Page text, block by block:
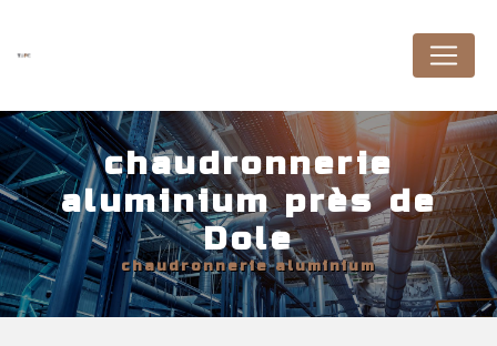
chaudronnerie
aluminium près de
Dole
chaudronnerie aluminium